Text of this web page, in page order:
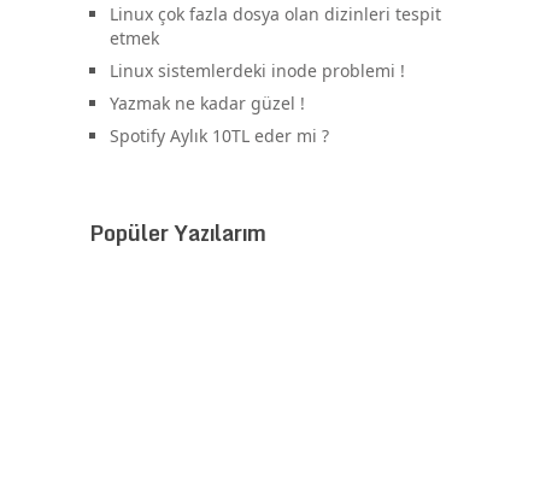
Linux çok fazla dosya olan dizinleri tespit
etmek
Linux sistemlerdeki inode problemi !
Yazmak ne kadar güzel !
Spotify Aylık 10TL eder mi ?
Popüler Yazılarım